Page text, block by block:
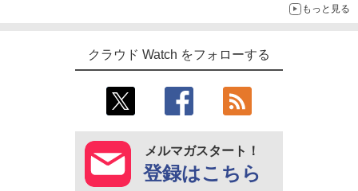
もっと見る
クラウド Watch をフォローする
メルマガスタート！
登録はこちら